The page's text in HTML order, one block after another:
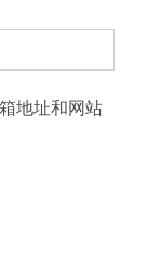
地址和网站